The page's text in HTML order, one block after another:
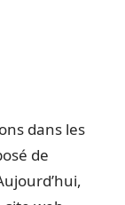
dans les
de